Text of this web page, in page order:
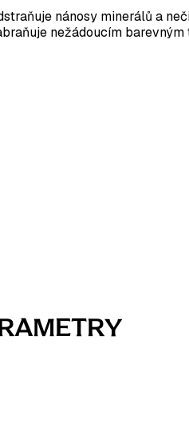
nánosy minerálů a
nežádoucím